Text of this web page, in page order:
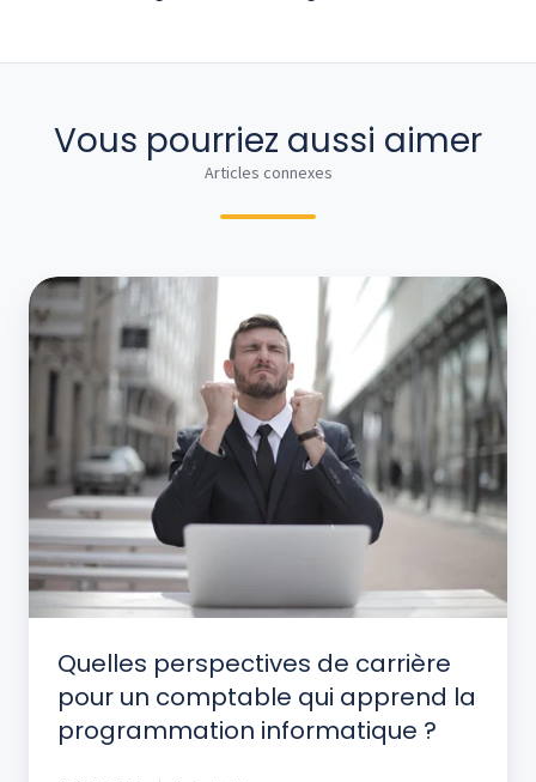
Vous pourriez aussi aimer
Articles connexes
Quelles
perspectives
de
carrière
comptable
qui
apprend
la
programmation
informatique
?
Quelles perspectives de carrière
pour un comptable qui apprend la
programmation informatique ?